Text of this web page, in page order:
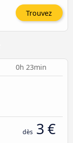
Trouvez
0h 23min
dès 3 €